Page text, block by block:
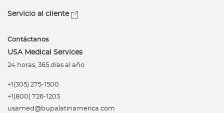
Servicio al cliente
Contáctanos
USA Medical Services
24 horas, 365 días al año
+1(305) 275-1500
+1(800) 726-1203
usamed@bupalatinamerica.com